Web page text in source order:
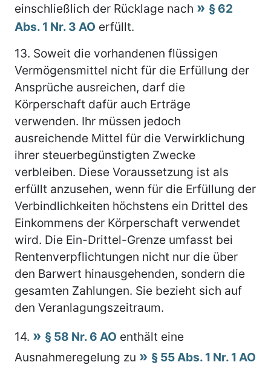
einschließlich der Rücklage nach
§ 62
Abs. 1 Nr. 3 AO erfüllt.
13. Soweit die vorhandenen flüssigen
Vermögensmittel nicht für die Erfüllung der
Ansprüche ausreichen, darf die
Körperschaft dafür auch Erträge
verwenden. Ihr müssen jedoch
ausreichende Mittel für die Verwirklichung
ihrer steuerbegünstigten Zwecke
verbleiben. Diese Voraussetzung ist als
erfüllt anzusehen, wenn für die Erfüllung der
Verbindlichkeiten höchstens ein Drittel des
Einkommens der Körperschaft verwendet
wird. Die Ein-Drittel-Grenze umfasst bei
Rentenverpflichtungen nicht nur die über
den Barwert hinausgehenden, sondern die
gesamten Zahlungen. Sie bezieht sich auf
den Veranlagungszeitraum.
14.
§ 58 Nr. 6 AO enthält eine
Ausnahmeregelung zu
§ 55 Abs. 1 Nr. 1 AO